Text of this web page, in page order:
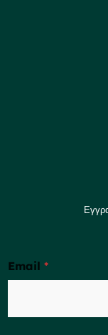
Email *